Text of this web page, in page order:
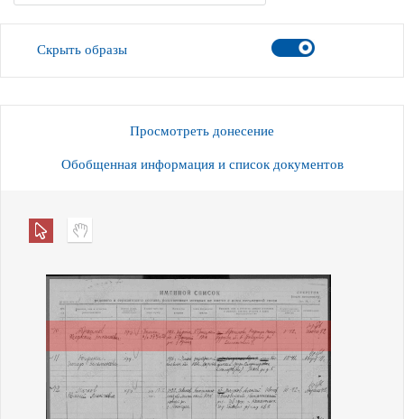
Скрыть образы
Просмотреть донесение
Обобщенная информация и список документов